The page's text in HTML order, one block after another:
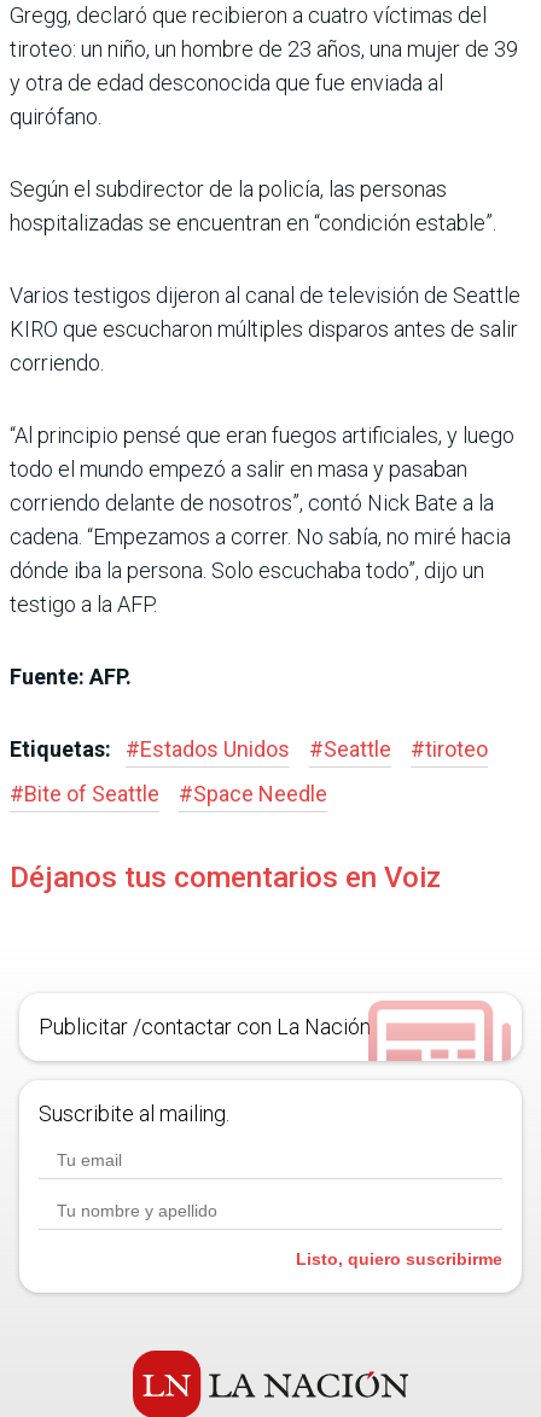
Gregg, declaró que recibieron a cuatro víctimas del
tiroteo: un niño, un hombre de 23 años, una mujer de 39
y otra de edad desconocida que fue enviada al
quirófano.
Según el subdirector de la policía, las personas
hospitalizadas se encuentran en “condición estable”.
Varios testigos dijeron al canal de televisión de Seattle
KIRO que escucharon múltiples disparos antes de salir
corriendo.
“Al principio pensé que eran fuegos artificiales, y luego
todo el mundo empezó a salir en masa y pasaban
corriendo delante de nosotros”, contó Nick Bate a la
cadena. “Empezamos a correr. No sabía, no miré hacia
dónde iba la persona. Solo escuchaba todo”, dijo un
testigo a la AFP.
Fuente: AFP.
Etiquetas: #Estados Unidos #Seattle #tiroteo
#Bite of Seattle #Space Needle
Déjanos tus comentarios en Voiz
Publicitar /contactar con La Nación
Suscribite al mailing.
Listo, quiero suscribirme